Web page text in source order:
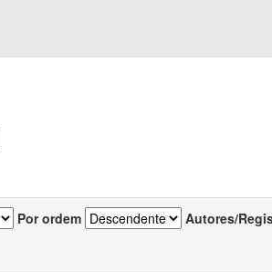
Por ordem Autores/